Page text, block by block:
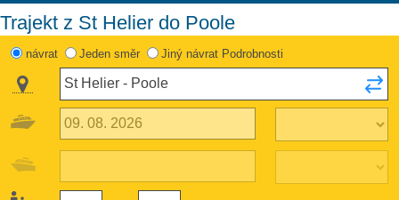
Trajekt z St Helier do Poole
návrat Jeden směr Jiný návrat Podrobnosti